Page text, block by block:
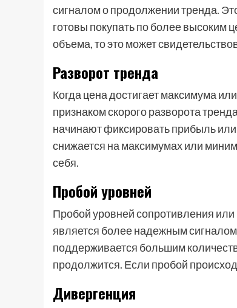
сигналом о продолжении тренда.
готовы покупать по более высоким
объема, то это может
Разворот тренда
Когда цена достигает максимума
признаком скорого разворота
начинают фиксировать прибыль
снижается на максимумах или
себя.
Пробой уровней
Пробой уровней сопротивления
является более надежным
поддерживается большим
продолжится. Если пробой
Дивергенция